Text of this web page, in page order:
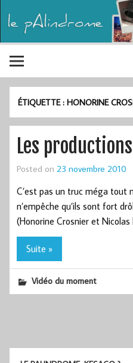
ÉTIQUETTE :HONORINE
Les
Posted on 23 novembre 2010
C’est pas un truc méga tout
n’empêche qu’ils sont fort
(Honorine Crosnier et
Suite »
Vidéo du moment